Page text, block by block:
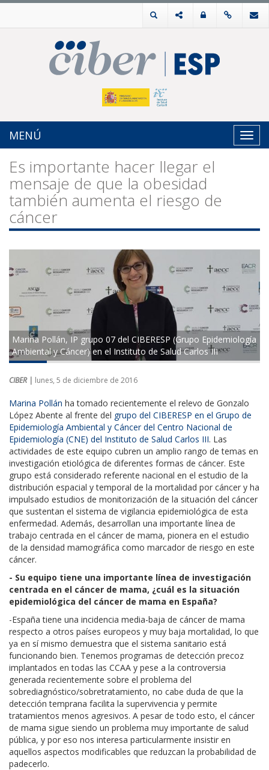
MENÚ
Es importante hacer llegar el
mensaje de que la obesidad
también aumenta el riesgo de
cáncer
Marina Pollán, IP grupo 07 del CIBERESP (Grupo Epidemiología
Ambiental y Cáncer) en el Instituto de Salud Carlos III
CIBER | lunes, 5 de diciembre de 2016
Marina Pollán ha tomado recientemente el relevo de Gonzalo
López Abente al frente del grupo del CIBERESP en el Grupo de
Epidemiología Ambiental y Cáncer del Centro Nacional de
Epidemiología (CNE) del Instituto de Salud Carlos III. Las
actividades de este equipo cubren un amplio rango de temas en
investigación etiológica de diferentes formas de cáncer. Este
grupo está considerado referente nacional en el estudio de la
distribución espacial y temporal de la mortalidad por cáncer y ha
impulsado estudios de monitorización de la situación del cáncer
que sustentan el sistema de vigilancia epidemiológica de esta
enfermedad. Además, desarrollan una importante línea de
trabajo centrada en el cáncer de mama, pionera en el estudio
de la densidad mamográfica como marcador de riesgo en este
cáncer.
- Su equipo tiene una importante línea de investigación
centrada en el cáncer de mama, ¿cuál es la situación
epidemiológica del cáncer de mama en España?
-España tiene una incidencia media-baja de cáncer de mama
respecto a otros países europeos y muy baja mortalidad, lo que
ya en sí mismo demuestra que el sistema sanitario está
funcionando bien. Tenemos programas de detección precoz
implantados en todas las CCAA y pese a la controversia
generada recientemente sobre el problema del
sobrediagnóstico/sobretratamiento, no cabe duda de que la
detección temprana facilita la supervivencia y permite
tratamientos menos agresivos. A pesar de todo esto, el cáncer
de mama sigue siendo un problema muy importante de salud
pública, y por eso nos interesa particularmente insistir en
aquellos aspectos modificables que reduzcan la probabilidad de
padecerlo.